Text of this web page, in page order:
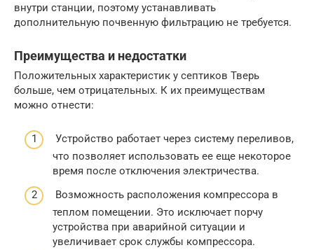
внутри станции, поэтому устанавливать
дополнительную почвенную фильтрацию не требуется.
Преимущества и недостатки
Положительных характеристик у септиков Тверь
больше, чем отрицательных. К их преимуществам
можно отнести:
Устройство работает через систему переливов,
что позволяет использовать ее еще некоторое
время после отключения электричества.
Возможность расположения компрессора в
теплом помещении. Это исключает порчу
устройства при аварийной ситуации и
увеличивает срок службы компрессора.